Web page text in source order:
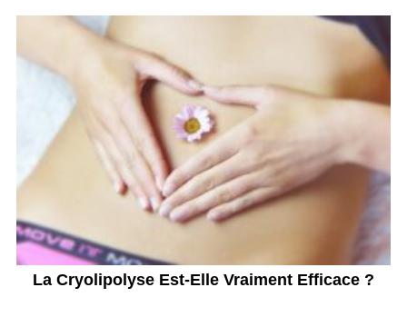
La Cryolipolyse Est-Elle Vraiment Efficace ?